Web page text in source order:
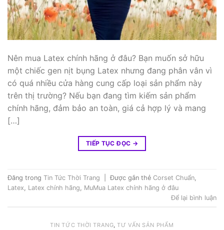
Nên mua Latex chính hãng ở đâu? Bạn muốn sở hữu
một chiếc gen nịt bụng Latex nhưng đang phân vân vì
có quá nhiều cửa hàng cung cấp loại sản phẩm này
trên thị trường? Nếu bạn đang tìm kiếm sản phẩm
chính hãng, đảm bảo an toàn, giá cả hợp lý và mang
[…]
TIẾP TỤC ĐỌC →
Đăng trong Tin Tức Thời Trang Được gắn thẻ Corset Chuẩn
Latex
Latex chính hãng
MuMua Latex chính hãng ở đâu
Để lại bình luận
TIN TỨC THỜI TRANG,TƯ VẤN SẢN PHẨM